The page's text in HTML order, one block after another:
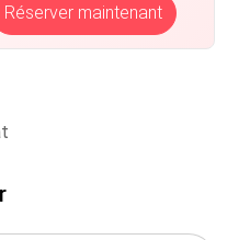
Réserver maintenant